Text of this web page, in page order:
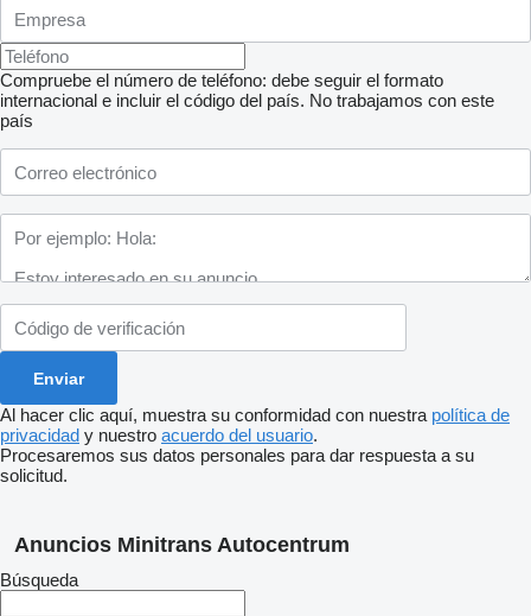
Compruebe el número de teléfono: debe seguir el formato
internacional e incluir el código del país. No trabajamos con este
país
Al hacer clic aquí, muestra su conformidad con nuestra política de
privacidad y nuestro acuerdo del usuario.
Procesaremos sus datos personales para dar respuesta a su
solicitud.
Anuncios Minitrans Autocentrum
Búsqueda